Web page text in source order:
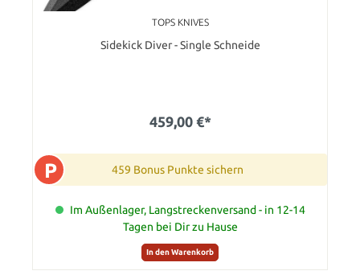
TOPS KNIVES
Sidekick Diver - Single Schneide
459,00 €*
P 459 Bonus Punkte sichern
Im Außenlager, Langstreckenversand - in 12-14
Tagen bei Dir zu Hause
In den Warenkorb